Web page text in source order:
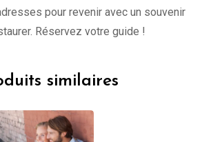
pour revenir avec un souvenir
Réservez votre guide !
similaires